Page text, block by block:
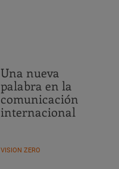
Una nueva
palabra en la
comunicación
internacional
VISION ZERO